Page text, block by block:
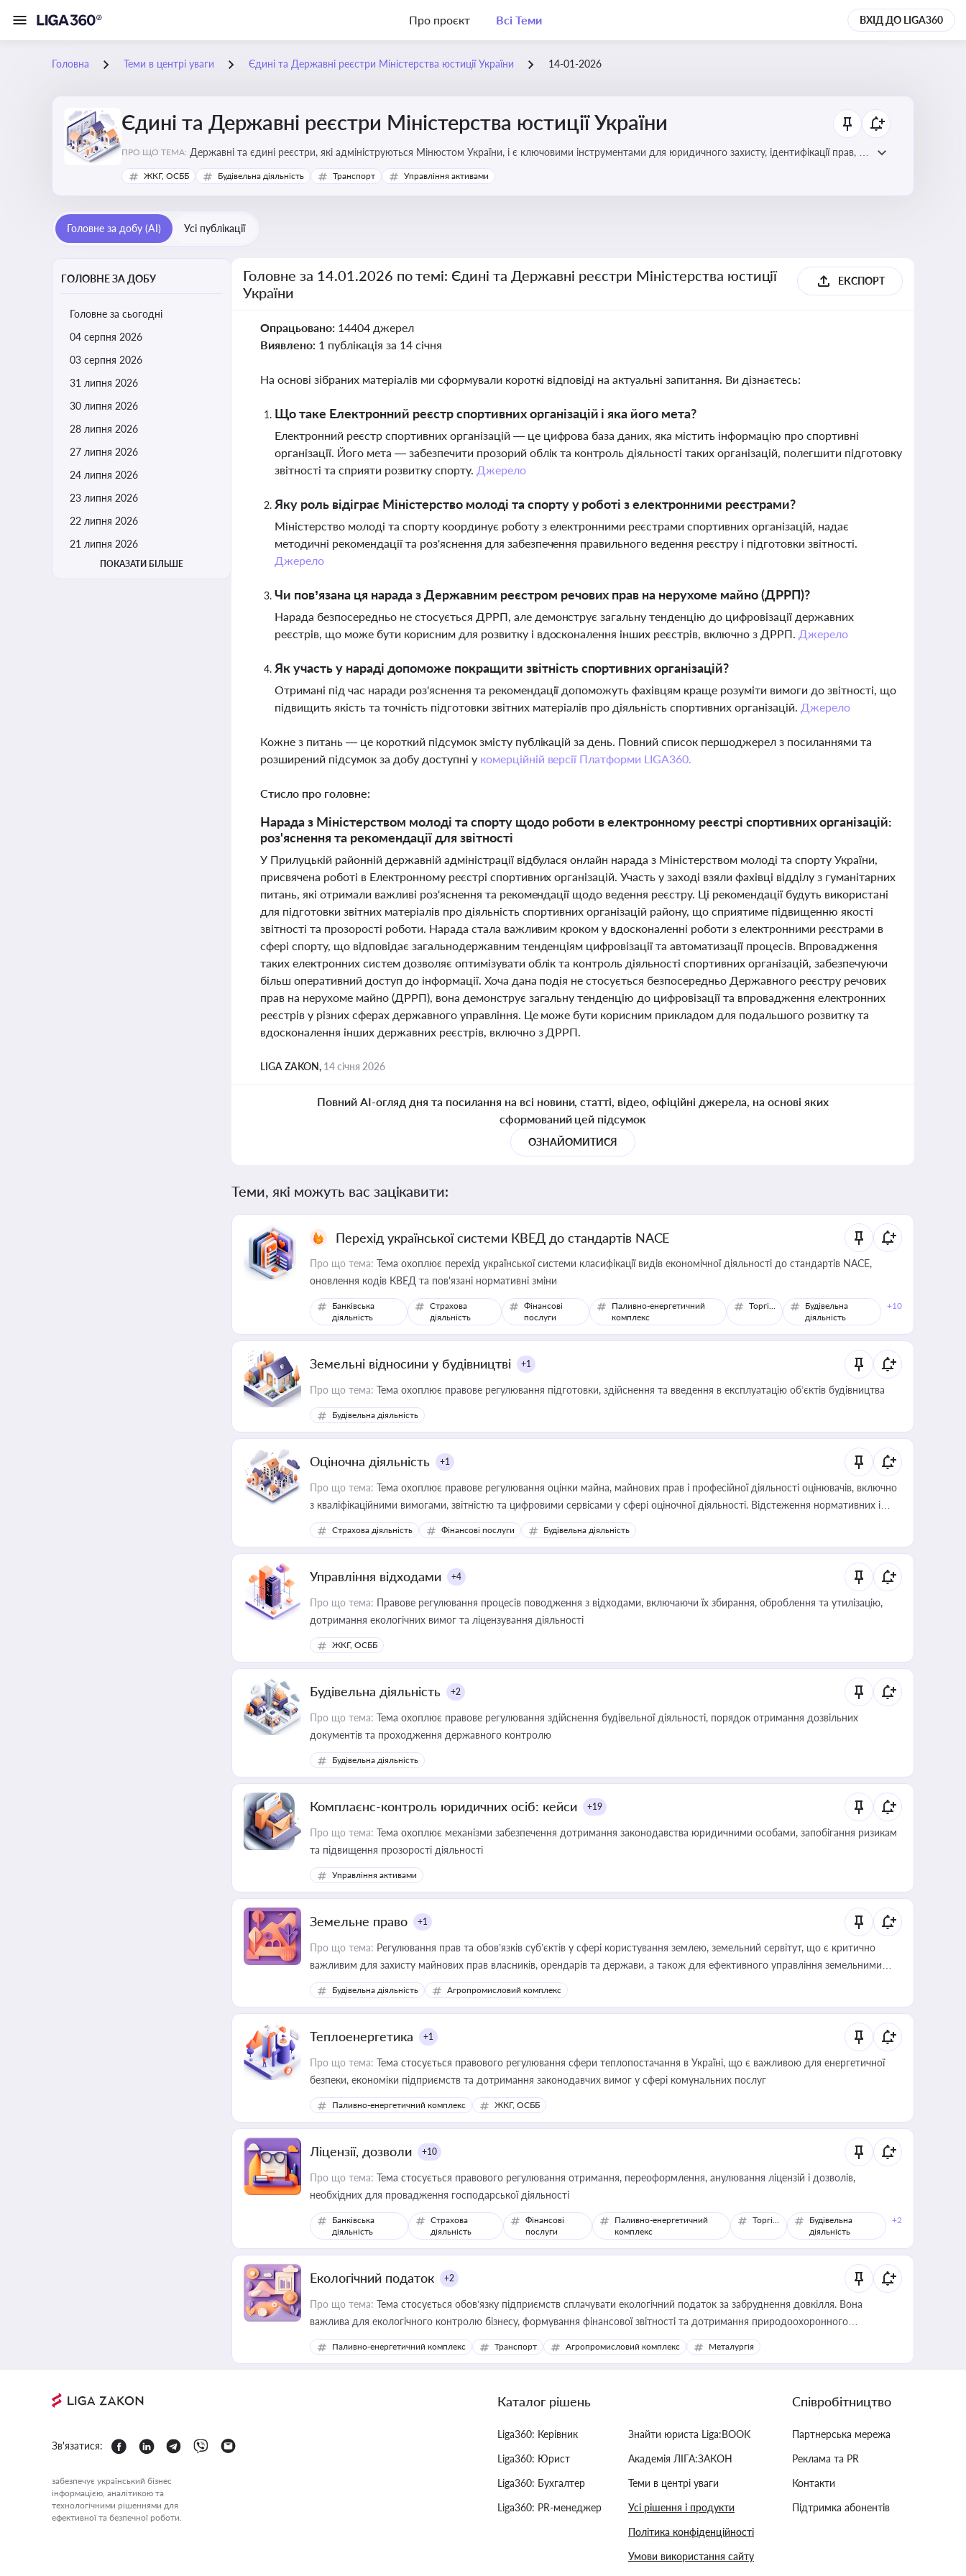
Про проєкт Всі Теми ВХІД ДО LIGA360
Головна Теми в центрі уваги Єдині та Державні реєстри Міністерства юстиції України 14-01-2026
Єдині та Державні реєстри Міністерства юстиції України
ПРО ЩО ТЕМА: Державні та єдині реєстри, які адмініструються Мінюстом України, і є ключовими інструментами для юридичного захисту, ідентифікації прав, та
забезпечення прозорості у сфері власності, бізнесу, сімейних та майнових відносин
ЖКГ, ОСББ Будівельна діяльність Транспорт Управління активами
Головне за добу (AI) Усі публікації
ГОЛОВНЕ ЗА ДОБУ
Головне за сьогодні
04 серпня 2026
03 серпня 2026
31 липня 2026
30 липня 2026
28 липня 2026
27 липня 2026
24 липня 2026
23 липня 2026
22 липня 2026
21 липня 2026
ПОКАЗАТИ БІЛЬШЕ
Головне за 14.01.2026 по темі: Єдині та Державні реєстри Міністерства юстиції
України
ЕКСПОРТ
Опрацьовано: 14404 джерел
Виявлено: 1 публікація за 14 січня
На основі зібраних матеріалів ми сформували короткі відповіді на актуальні запитання. Ви дізнаєтесь:
Що таке Електронний реєстр спортивних організацій і яка його мета?
Електронний реєстр спортивних організацій — це цифрова база даних, яка містить інформацію про спортивні
організації. Його мета — забезпечити прозорий облік та контроль діяльності таких організацій, полегшити підготовку
звітності та сприяти розвитку спорту. Джерело
Яку роль відіграє Міністерство молоді та спорту у роботі з електронними реєстрами?
Міністерство молоді та спорту координує роботу з електронними реєстрами спортивних організацій, надає
методичні рекомендації та роз'яснення для забезпечення правильного ведення реєстру і підготовки звітності.
Джерело
Чи пов’язана ця нарада з Державним реєстром речових прав на нерухоме майно (ДРРП)?
Нарада безпосередньо не стосується ДРРП, але демонструє загальну тенденцію до цифровізації державних
реєстрів, що може бути корисним для розвитку і вдосконалення інших реєстрів, включно з ДРРП. Джерело
Як участь у нараді допоможе покращити звітність спортивних організацій?
Отримані під час наради роз'яснення та рекомендації допоможуть фахівцям краще розуміти вимоги до звітності, що
підвищить якість та точність підготовки звітних матеріалів про діяльність спортивних організацій. Джерело
Кожне з питань — це короткий підсумок змісту публікацій за день. Повний список першоджерел з посиланнями та
розширений підсумок за добу доступні у комерційній версії Платформи LIGA360.
Стисло про головне:
Нарада з Міністерством молоді та спорту щодо роботи в електронному реєстрі спортивних організацій:
роз'яснення та рекомендації для звітності
У Прилуцькій районній державній адміністрації відбулася онлайн нарада з Міністерством молоді та спорту України,
присвячена роботі в Електронному реєстрі спортивних організацій. Участь у заході взяли фахівці відділу з гуманітарних
питань, які отримали важливі роз'яснення та рекомендації щодо ведення реєстру. Ці рекомендації будуть використані
для підготовки звітних матеріалів про діяльність спортивних організацій району, що сприятиме підвищенню якості
звітності та прозорості роботи. Нарада стала важливим кроком у вдосконаленні роботи з електронними реєстрами в
сфері спорту, що відповідає загальнодержавним тенденціям цифровізації та автоматизації процесів. Впровадження
таких електронних систем дозволяє оптимізувати облік та контроль діяльності спортивних організацій, забезпечуючи
більш оперативний доступ до інформації. Хоча дана подія не стосується безпосередньо Державного реєстру речових
прав на нерухоме майно (ДРРП), вона демонструє загальну тенденцію до цифровізації та впровадження електронних
реєстрів у різних сферах державного управління. Це може бути корисним прикладом для подальшого розвитку та
вдосконалення інших державних реєстрів, включно з ДРРП.
LIGA ZAKON, 14 січня 2026
Повний AI-огляд дня та посилання на всі новини, статті, відео, офіційні джерела, на основі яких
сформований цей підсумок
ОЗНАЙОМИТИСЯ
Теми, які можуть вас зацікавити:
Перехід української системи КВЕД до стандартів NACE
Про що тема: Тема охоплює перехід української системи класифікації видів економічної діяльності до стандартів NACE,
оновлення кодів КВЕД та пов'язані нормативні зміни
Банківська
діяльність
Страхова
діяльність
Фінансові
послуги
Паливно-енергетичний
комплекс
Торгівля
Будівельна
діяльність
+10
Земельні відносини у будівництві +1
Про що тема: Тема охоплює правове регулювання підготовки, здійснення та введення в експлуатацію об’єктів будівництва
Будівельна діяльність
Оціночна діяльність +1
Про що тема: Тема охоплює правове регулювання оцінки майна, майнових прав і професійної діяльності оцінювачів, включно
з кваліфікаційними вимогами, звітністю та цифровими сервісами у сфері оціночної діяльності. Відстеження нормативних і
медійних змін у цій сфері корисне для власника бізнесу, керівника, юриста або бухгалтера під час оподаткування,
приватизації, оренди державного майна, корпоративних угод і перевірки статусу суб'єктів оціночної діяльності
Страхова діяльність Фінансові послуги Будівельна діяльність
Управління відходами +4
Про що тема: Правове регулювання процесів поводження з відходами, включаючи їх збирання, оброблення та утилізацію,
дотримання екологічних вимог та ліцензування діяльності
ЖКГ, ОСББ
Будівельна діяльність +2
Про що тема: Тема охоплює правове регулювання здійснення будівельної діяльності, порядок отримання дозвільних
документів та проходження державного контролю
Будівельна діяльність
Комплаєнс-контроль юридичних осіб: кейси +19
Про що тема: Тема охоплює механізми забезпечення дотримання законодавства юридичними особами, запобігання ризикам
та підвищення прозорості діяльності
Управління активами
Земельне право +1
Про що тема: Регулювання прав та обов’язків суб’єктів у сфері користування землею, земельний сервітут, що є критично
важливим для захисту майнових прав власників, орендарів та держави, а також для ефективного управління земельними
ресурсами
Будівельна діяльність Агропромисловий комплекс
Теплоенергетика +1
Про що тема: Тема стосується правового регулювання сфери теплопостачання в Україні, що є важливою для енергетичної
безпеки, економіки підприємств та дотримання законодавчих вимог у сфері комунальних послуг
Паливно-енергетичний комплекс ЖКГ, ОСББ
Ліцензії, дозволи +10
Про що тема: Тема стосується правового регулювання отримання, переоформлення, анулювання ліцензій і дозволів,
необхідних для провадження господарської діяльності
Банківська
діяльність
Страхова
діяльність
Фінансові
послуги
Паливно-енергетичний
комплекс
Торгівля
Будівельна
діяльність
+2
Екологічний податок +2
Про що тема: Тема стосується обов’язку підприємств сплачувати екологічний податок за забруднення довкілля. Вона
важлива для екологічного контролю бізнесу, формування фінансової звітності та дотримання природоохоронного
законодавства
Паливно-енергетичний комплекс Транспорт Агропромисловий комплекс Металургія
Зв'язатися:
забезпечує український бізнес
інформацією, аналітикою та
технологічними рішеннями для
ефективної та безпечної роботи.
Каталог рішень
Liga360: Керівник
Liga360: Юрист
Liga360: Бухгалтер
Liga360: PR-менеджер
Знайти юриста Liga:BOOK
Академія ЛІГА:ЗАКОН
Теми в центрі уваги
Усі рішення і продукти
Політика конфіденційності
Умови використання сайту
Співробітництво
Партнерська мережа
Реклама та PR
Контакти
Підтримка абонентів